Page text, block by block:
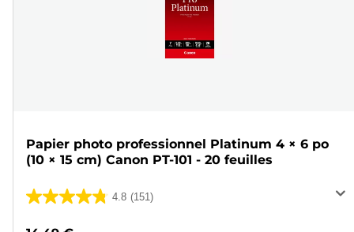
Papier photo professionnel Platinum 4 × 6 po
(10 × 15 cm) Canon PT-101 - 20 feuilles
4.8 (151)
4.8